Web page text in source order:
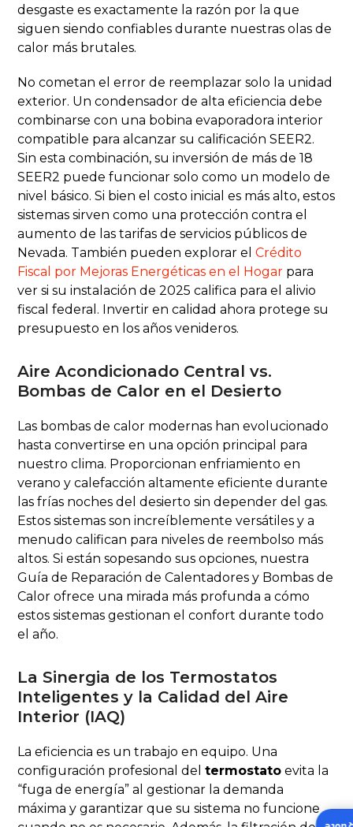
desgaste es exactamente la razón por la que
siguen siendo confiables durante nuestras olas de
calor más brutales.
No cometan el error de reemplazar solo la unidad
exterior. Un condensador de alta eficiencia debe
combinarse con una bobina evaporadora interior
compatible para alcanzar su calificación SEER2.
Sin esta combinación, su inversión de más de 18
SEER2 puede funcionar solo como un modelo de
nivel básico. Si bien el costo inicial es más alto, estos
sistemas sirven como una protección contra el
aumento de las tarifas de servicios públicos de
Nevada. También pueden explorar elCrédito
Fiscal por Mejoras Energéticas en el Hogar para
ver si su instalación de 2025 califica para el alivio
fiscal federal. Invertir en calidad ahora protege su
presupuesto en los años venideros.
Aire Acondicionado Central vs.
Bombas de Calor en el Desierto
Las bombas de calor modernas han evolucionado
hasta convertirse en una opción principal para
nuestro clima. Proporcionan enfriamiento en
verano y calefacción altamente eficiente durante
las frías noches del desierto sin depender del gas.
Estos sistemas son increíblemente versátiles y a
menudo califican para niveles de reembolso más
altos. Si están sopesando sus opciones, nuestra
Guía de Reparación de Calentadores y Bombas de
Calor ofrece una mirada más profunda a cómo
estos sistemas gestionan el confort durante todo
el año.
La Sinergia de los Termostatos
Inteligentes y la Calidad del Aire
Interior (IAQ)
La eficiencia es un trabajo en equipo. Una
configuración profesional deltermostato evita la
“fuga de energía” al gestionar la demanda
máxima y garantizar que su sistema no funcione